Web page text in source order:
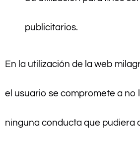
publicitarios.
En la utilización de la web
el usuario se compromete a no
ninguna conducta que pudiera